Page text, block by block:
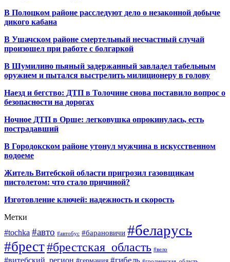
В Полоцком районе расследуют дело о незаконной добыче
дикого кабана
В Ушачском районе смертельный несчастный случай
произошел при работе с болгаркой
В Шумилино пьяный задержанный завладел табельным
оружием и пытался выстрелить милиционеру в голову
Наезд и бегство: ДТП в Толочине снова поставило вопрос о
безопасности на дорогах
Ночное ДТП в Орше: легковушка опрокинулась, есть
пострадавший
В Городокском районе утонул мужчина в искусственном
водоеме
Житель Витебской области пригрозил газовщикам
пистолетом: что стало причиной?
Изготовление ключей: надежность и скорость
Метки
#tochka #авто #автобус #барановичи #беларусь
#брест#брестская_область #вело
#витебский_регион #гибель